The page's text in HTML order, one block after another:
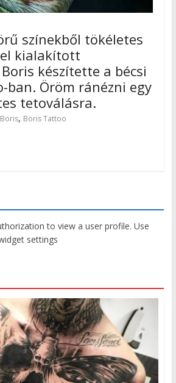
színekből tökéletes
kialakított
készítette a bécsi
ban. Öröm ránézni egy
tetoválásra.
Boris, Boris Tattoo
to view a user profile. Use
settings